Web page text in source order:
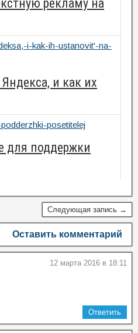
рекламу на
и как их
для поддержки
Следующая запись →
Оставить комментарий
12 марта 2016 в 18:11
Ответить